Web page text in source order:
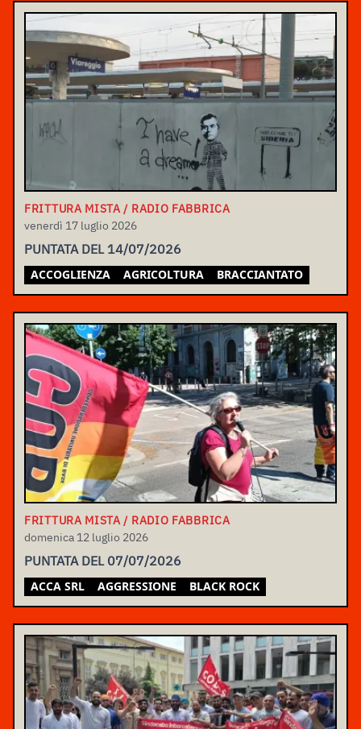
FRITTURA MISTA / RADIO FABBRICA
venerdì 17 luglio 2026
PUNTATA DEL 14/07/2026
ACCOGLIENZA AGRICOLTURA BRACCIANTATO
FRITTURA MISTA / RADIO FABBRICA
domenica 12 luglio 2026
PUNTATA DEL 07/07/2026
ACCA SRL AGGRESSIONE BLACK ROCK